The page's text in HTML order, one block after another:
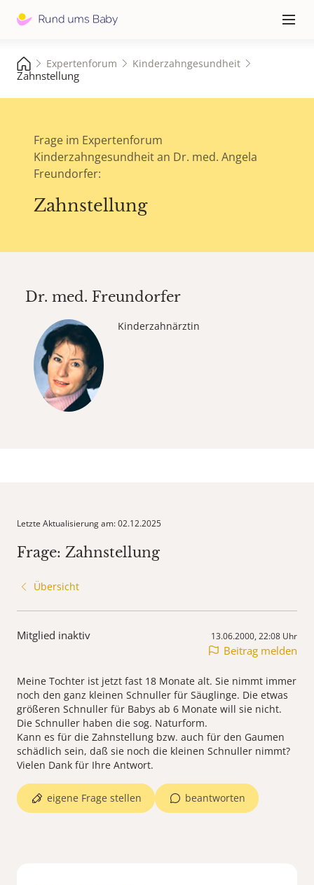
≡
Expertenforum Kinderzahngesundheit
Zahnstellung
Frage im Expertenforum
Kinderzahngesundheit an Dr. med. Angela
Freundorfer:
Zahnstellung
Dr. med. Freundorfer
Kinderzahnärztin
Letzte Aktualisierung am: 02.12.2025
Frage: Zahnstellung
Übersicht
Mitglied inaktiv 13.06.2000, 22:08 Uhr
Beitrag melden
Meine Tochter ist jetzt fast 18 Monate alt. Sie nimmt immer
noch den ganz kleinen Schnuller für Säuglinge. Die etwas
größeren Schnuller für Babys ab 6 Monate will sie nicht.
Die Schnuller haben die sog. Naturform.
Kann es für die Zahnstellung bzw. auch für den Gaumen
schädlich sein, daß sie noch die kleinen Schnuller nimmt?
Vielen Dank für Ihre Antwort.
beantworten
eigene Frage stellen